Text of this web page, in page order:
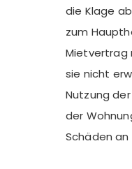
die Klage
zum
Mietvertrag
sie nicht
Nutzung
der
Schäden an